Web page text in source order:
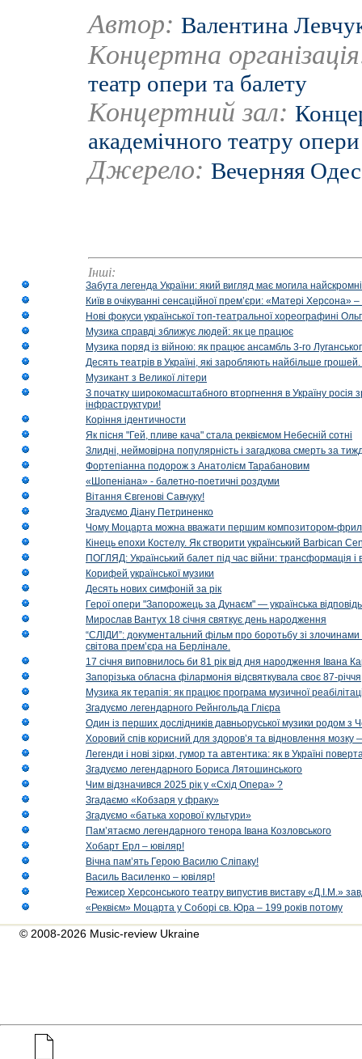
Автор: Валентина
Концертна
театр опери та балету
Концертний зал:
академічного театру
Джерело: Вечерняя
Інші:
Забута легенда України: який вигляд має могила
Київ в очікуванні сенсаційної прем’єри: «Матері
Нові фокуси української топ-театральної хореографині
Музика справді зближує людей: як це працює
Музика поряд із війною: як працює ансамбль 3-го
Десять театрів в Україні, які заробляють найбільше
Музикант з Великої літери
З початку широкомасштабного вторгнення в Україну росія
інфраструктури!
Коріння ідентичности
Як пісня "Гей, пливе кача" стала реквіємом Небесній сотні
Злидні, неймовірна популярність і загадкова смерть за
Фортепіанна подорож з Анатолієм Тарабановим
«Шопеніана» - балетно-поетичні роздуми
Вітання Євгенові Савчуку!
Згадуємо Діану Петриненко
Чому Моцарта можна вважати першим композитором-
Кінець епохи Костелу. Як створити український Barbican
ПОГЛЯД: Український балет під час війни: трансформація і
Корифей української музики
Десять нових симфоній за рік
Герої опери "Запорожець за Дунаєм" — українська
Мирослав Вантух 18 січня святкує день народження
“СЛІДИ”: документальний фільм про боротьбу зі
світова прем’єра на Берлінале.
17 січня виповнилось би 81 рік від дня народження Івана
Запорізька обласна філармонія відсвяткувала своє 87-річчя
Музика як терапія: як працює програма музичної
Згадуємо легендарного Рейнгольда Глієра
Один із перших дослідників давньоруської музики родом з
Хоровий спів корисний для здоров’я та відновлення мозку
Легенди і нові зірки, гумор та автентика: як в Україні
Згадуємо легендарного Бориса Лятошинського
Чим відзначився 2025 рік у «Схід Опера» ?
Згадаємо «Кобзаря у фраку»
Згадуємо «батька хорової культури»
Пам’ятаємо легендарного тенора Івана Козловського
Хобарт Ерл – ювіляр!
Вічна пам’ять Герою Василю Сліпаку!
Василь Василенко – ювіляр!
Режисер Херсонського театру випустив виставу «Д.І.М.»
«Реквієм» Моцарта у Соборі св. Юра – 199 років потому
© 2008-2026 Music-review Ukraine